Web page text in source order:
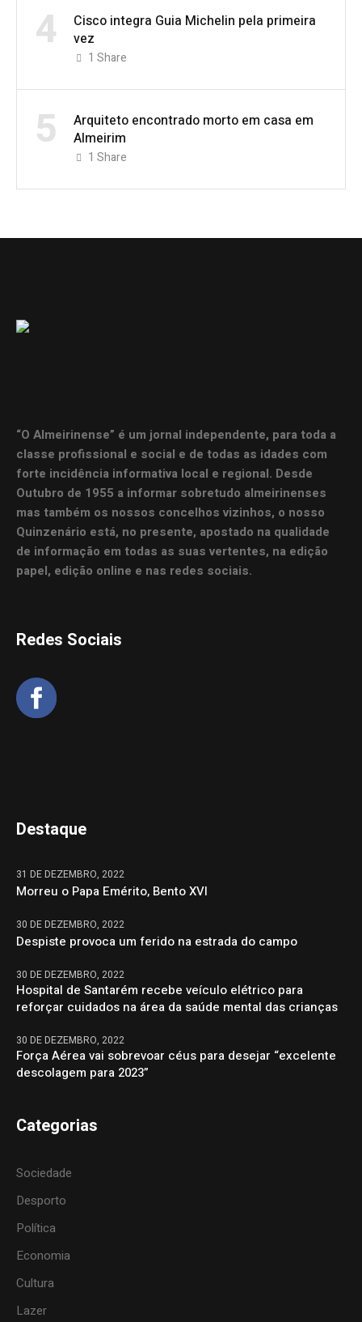
4
Cisco integra Guia Michelin pela primeira
vez
1 Share
5
Arquiteto encontrado morto em casa em
Almeirim
1 Share
“O Almeirinense” é um jornal independente, para toda a
classe profissional e social e de todas as idades com
forte incidência informativa local e regional. Desde
Outubro de 1955 a informar sobretudo almeirinenses
mas também os nossos concelhos vizinhos, o nosso
Quinzenário está, no presente, apostado na qualidade
de informação em todas as suas vertentes, na edição
papel, edição online e nas redes sociais.
Redes Sociais
Destaque
31 DE DEZEMBRO, 2022
Morreu o Papa Emérito, Bento XVI
30 DE DEZEMBRO, 2022
Despiste provoca um ferido na estrada do campo
30 DE DEZEMBRO, 2022
Hospital de Santarém recebe veículo elétrico para
reforçar cuidados na área da saúde mental das crianças
30 DE DEZEMBRO, 2022
Força Aérea vai sobrevoar céus para desejar “excelente
descolagem para 2023”
Categorias
Sociedade
Desporto
Política
Economia
Cultura
Lazer